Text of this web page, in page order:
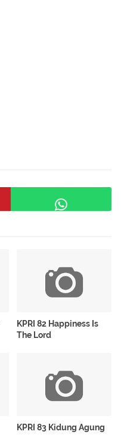
KPRI 82 Happiness Is
The Lord
KPRI 83 Kidung Agung